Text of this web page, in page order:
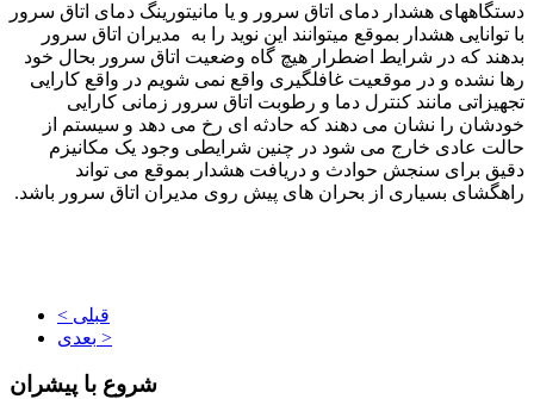
دستگاههای هشدار دمای اتاق سرور و یا مانیتورینگ دمای اتاق سرور
با توانایی هشدار بموقع میتوانند این نوید را به مدیران اتاق سرور
بدهند که در شرایط اضطرار هیچ گاه وضعیت اتاق سرور بحال خود
رها نشده و در موقعیت غافلگیری واقع نمی شویم در واقع کارایی
تجهیزاتی مانند کنترل دما و رطوبت اتاق سرور زمانی کارایی
خودشان را نشان می دهند که حادثه ای رخ می دهد و سیستم از
حالت عادی خارج می شود در چنین شرایطی وجود یک مکانیزم
دقیق برای سنجش حوادث و دریافت هشدار بموقع می تواند
راهگشای بسیاری از بحران های پیش روی مدیران اتاق سرور باشد.
< قبلی
بعدی >
شروع با پیشران